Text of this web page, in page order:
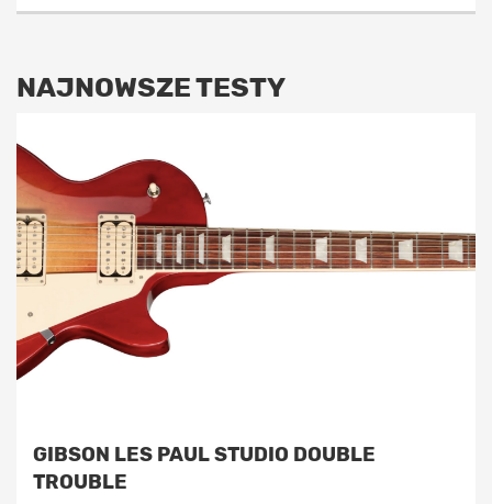
NAJNOWSZE TESTY
GIBSON LES PAUL STUDIO DOUBLE
TROUBLE